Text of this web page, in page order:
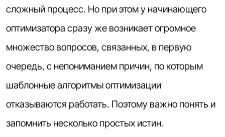
сложный процесс. Но при этом у начинающего
оптимизатора сразу же возникает огромное
множество вопросов, связанных, в первую
очередь, с непониманием причин, по которым
шаблонные алгоритмы оптимизации
отказываются работать. Поэтому важно понять и
запомнить несколько простых истин.